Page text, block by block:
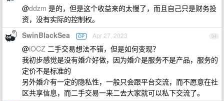
@ddzm 是的，但是这个收益来的太慢了，而且自己只是财务投
资，没有实际的控制权。
34
SwinBlackSea OP Apr 27, 2023
@iOCZ 二手交易想法不错，但是如何变现？
我初步感觉是没有婚介好做，因为婚介是服务不是产品，服务的
定价不是标准的
另外婚介有一定的隐私性，一般只会跟平台交流，而不愿意在社
区共享信息，而二手交易一来二去大家就可以私下交流了。